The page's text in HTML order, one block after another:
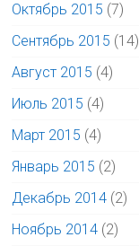
Октябрь 2015 (7)
Сентябрь 2015 (14)
Август 2015 (4)
Июль 2015 (4)
Март 2015 (4)
Январь 2015 (2)
Декабрь 2014 (2)
Ноябрь 2014 (2)